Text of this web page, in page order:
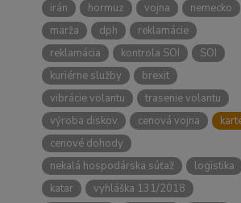
irán
hormuz vojna
nemecko
marža
dph
reklamácie
reklamácia
kontrola SOI
SOI
kuriérne služby
brexit
vibrácie volantu
trasenie volantu
výroba diskov
cenová vojna
cenové dohody
nekalá hospodárska súťaž
logistika
katar
vyhláška 131/2018